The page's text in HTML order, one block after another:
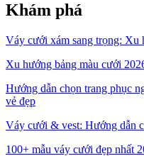
Khám phá
Váy cưới xám sang trọng: Xu
Xu hướng bảng màu cưới
Hướng dẫn chọn trang phục
vẻ đẹp
Váy cưới & vest: Hướng dẫn
100+ mẫu váy cưới đẹp nhất